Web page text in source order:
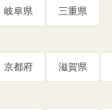
岐阜県 三重県
京都府 滋賀県